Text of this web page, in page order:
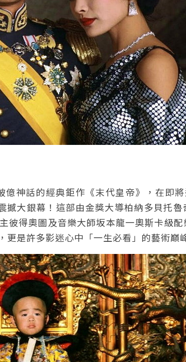
神話的經典鉅作《末代皇帝》，在即
大銀幕！這部由金獎大導柏納多貝托魯
得奧圖及音樂大師坂本龍一奧斯卡級配
是許多影迷心中「一生必看」的藝術巔